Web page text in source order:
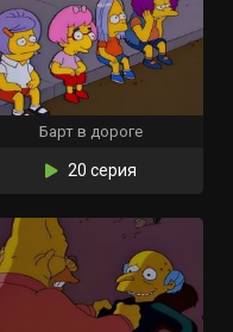
Барт в дороге
20 серия